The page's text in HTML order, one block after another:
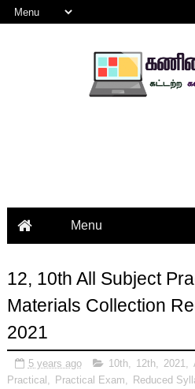
12, 10th All Subject
Materials Collection
2021
5 years ago 10th, 12th, 2021
Practical
Practical Exam Reduced